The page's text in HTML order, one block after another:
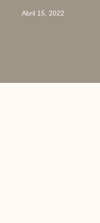
Abril 15, 2022